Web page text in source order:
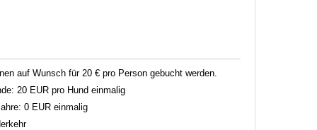
auf Wunsch für 20 € pro Person gebucht werden.
20 EUR pro Hund einmalig
0 EUR einmalig